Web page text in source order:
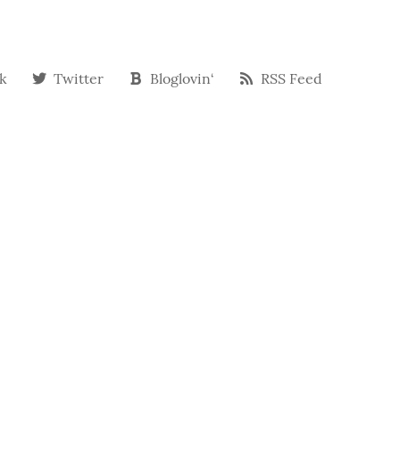
Twitter Bloglovin‘ RSS Feed